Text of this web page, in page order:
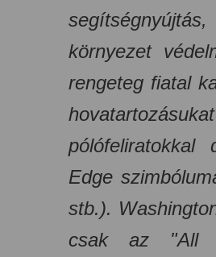
környezet
rengeteg fiatal
hovatartozásukat
pólófeliratokkal
Edge
stb.).
csak az "All